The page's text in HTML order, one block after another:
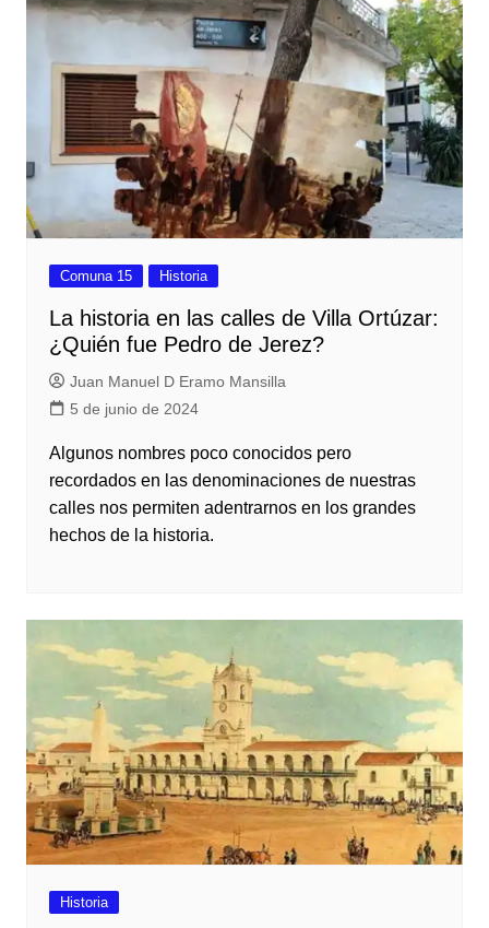
Comuna 15 Historia
La historia en las calles de Villa Ortúzar:
¿Quién fue Pedro de Jerez?
Juan Manuel D Eramo Mansilla
5 de junio de 2024
Algunos nombres poco conocidos pero
recordados en las denominaciones de nuestras
calles nos permiten adentrarnos en los grandes
hechos de la historia.
Historia